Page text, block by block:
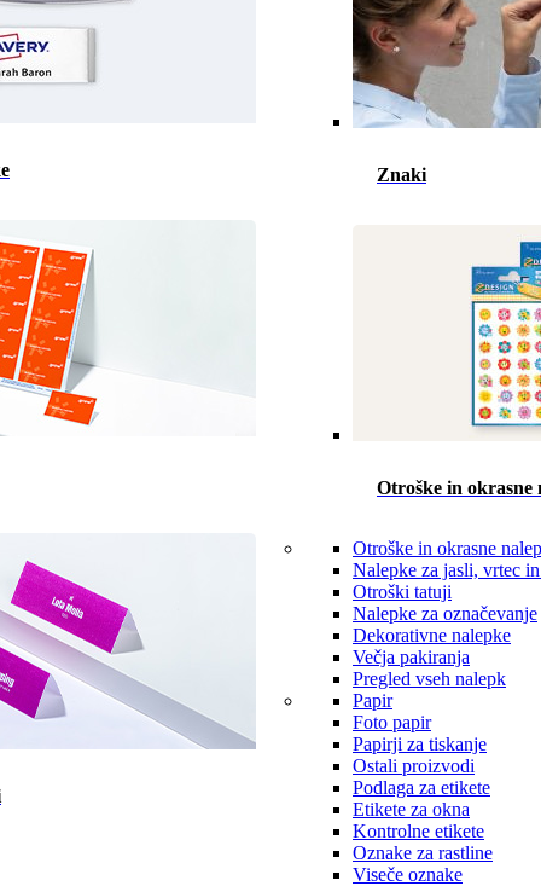
Znaki
Otroške in okrasne
Otroške in okrasne
Nalepke za jasli, vrtec
Otroški tatuji
Nalepke za označevanje
Dekorativne nalepke
Večja pakiranja
Pregled vseh nalepk
Papir
Foto papir
Papirji za tiskanje
Ostali proizvodi
Podlaga za etikete
Etikete za okna
Kontrolne etikete
Oznake za rastline
Viseče oznake